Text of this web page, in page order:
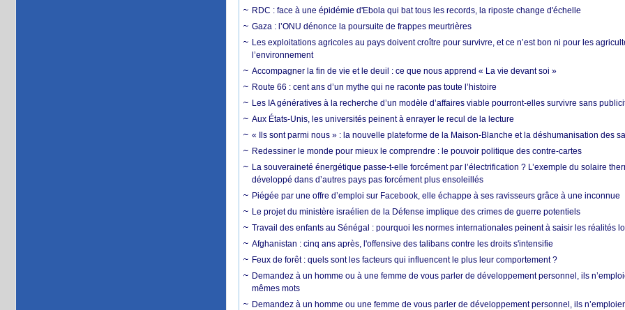
RDC : face à une épidémie d'Ebola qui bat tous les records, la riposte change d'échelle
Gaza : l’ONU dénonce la poursuite de frappes meurtrières
Les exploitations agricoles au pays doivent croître pour survivre, et ce n’est bon ni pour les
l’environnement
Accompagner la fin de vie et le deuil : ce que nous apprend « La vie devant soi »
Route 66 : cent ans d’un mythe qui ne raconte pas toute l’histoire
Les IA génératives à la recherche d’un modèle d’affaires viable pourront-elles survivre sans
Aux États-Unis, les universités peinent à enrayer le recul de la lecture
« Ils sont parmi nous » : la nouvelle plateforme de la Maison-Blanche et la déshumanisation des
Redessiner le monde pour mieux le comprendre : le pouvoir politique des contre-cartes
La souveraineté énergétique passe-t-elle forcément par l’électrification ? L’exemple du solaire
développé dans d’autres pays pas forcément plus ensoleillés
Piégée par une offre d’emploi sur Facebook, elle échappe à ses ravisseurs grâce à une inconnue
Le projet du ministère israélien de la Défense implique des crimes de guerre potentiels
Travail des enfants au Sénégal : pourquoi les normes internationales peinent à saisir les réalités
Afghanistan : cinq ans après, l'offensive des talibans contre les droits s'intensifie
Feux de forêt : quels sont les facteurs qui influencent le plus leur comportement ?
Demandez à un homme ou à une femme de vous parler de développement personnel, ils
mêmes mots
Demandez à un homme ou une femme de vous parler de développement personnel, ils